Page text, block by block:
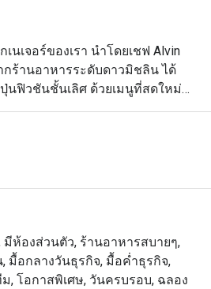
เจอร์ของเรา นำโดยเชฟ Alvin
กร้านอาหารระดับดาวมิชลิน ได้
นฟิวชันชั้นเลิศ ด้วยเมนูที่สดใหม่
สความสร้างสรรค์ของเมนูที่ใช้ทั้ง
โลก มีให้เลือกทั้งแบบอาลาคาร์ท
ลิดเพลินกับศิลปะการปรุงอาหาร
มีห้องส่วนตัว, ร้านอาหารสบายๆ,
มื้อกลางวันธุรกิจ, มื้อค่ำธุรกิจ,
, โอกาสพิเศษ, วันครบรอบ, ฉลอง